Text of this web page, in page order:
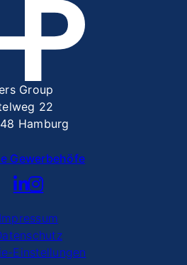
Group
22
Hamburg
Gewerbehöfe
Impressum
Einstellungen